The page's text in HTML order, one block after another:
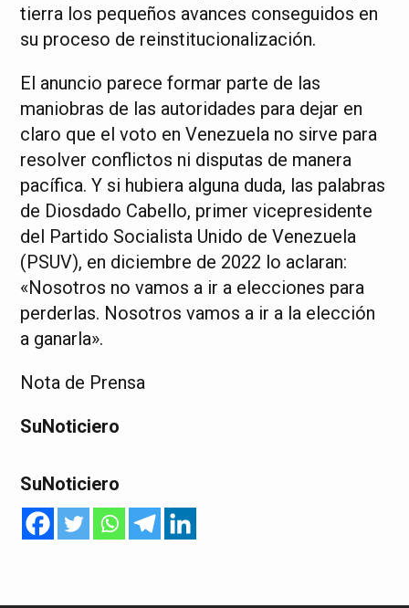
tierra los pequeños avances conseguidos en
su proceso de reinstitucionalización.
El anuncio parece formar parte de las
maniobras de las autoridades para dejar en
claro que el voto en Venezuela no sirve para
resolver conflictos ni disputas de manera
pacífica. Y si hubiera alguna duda, las palabras
de Diosdado Cabello, primer vicepresidente
del Partido Socialista Unido de Venezuela
(PSUV), en diciembre de 2022 lo aclaran:
«Nosotros no vamos a ir a elecciones para
perderlas. Nosotros vamos a ir a la elección
a ganarla».
Nota de Prensa
SuNoticiero
SuNoticiero